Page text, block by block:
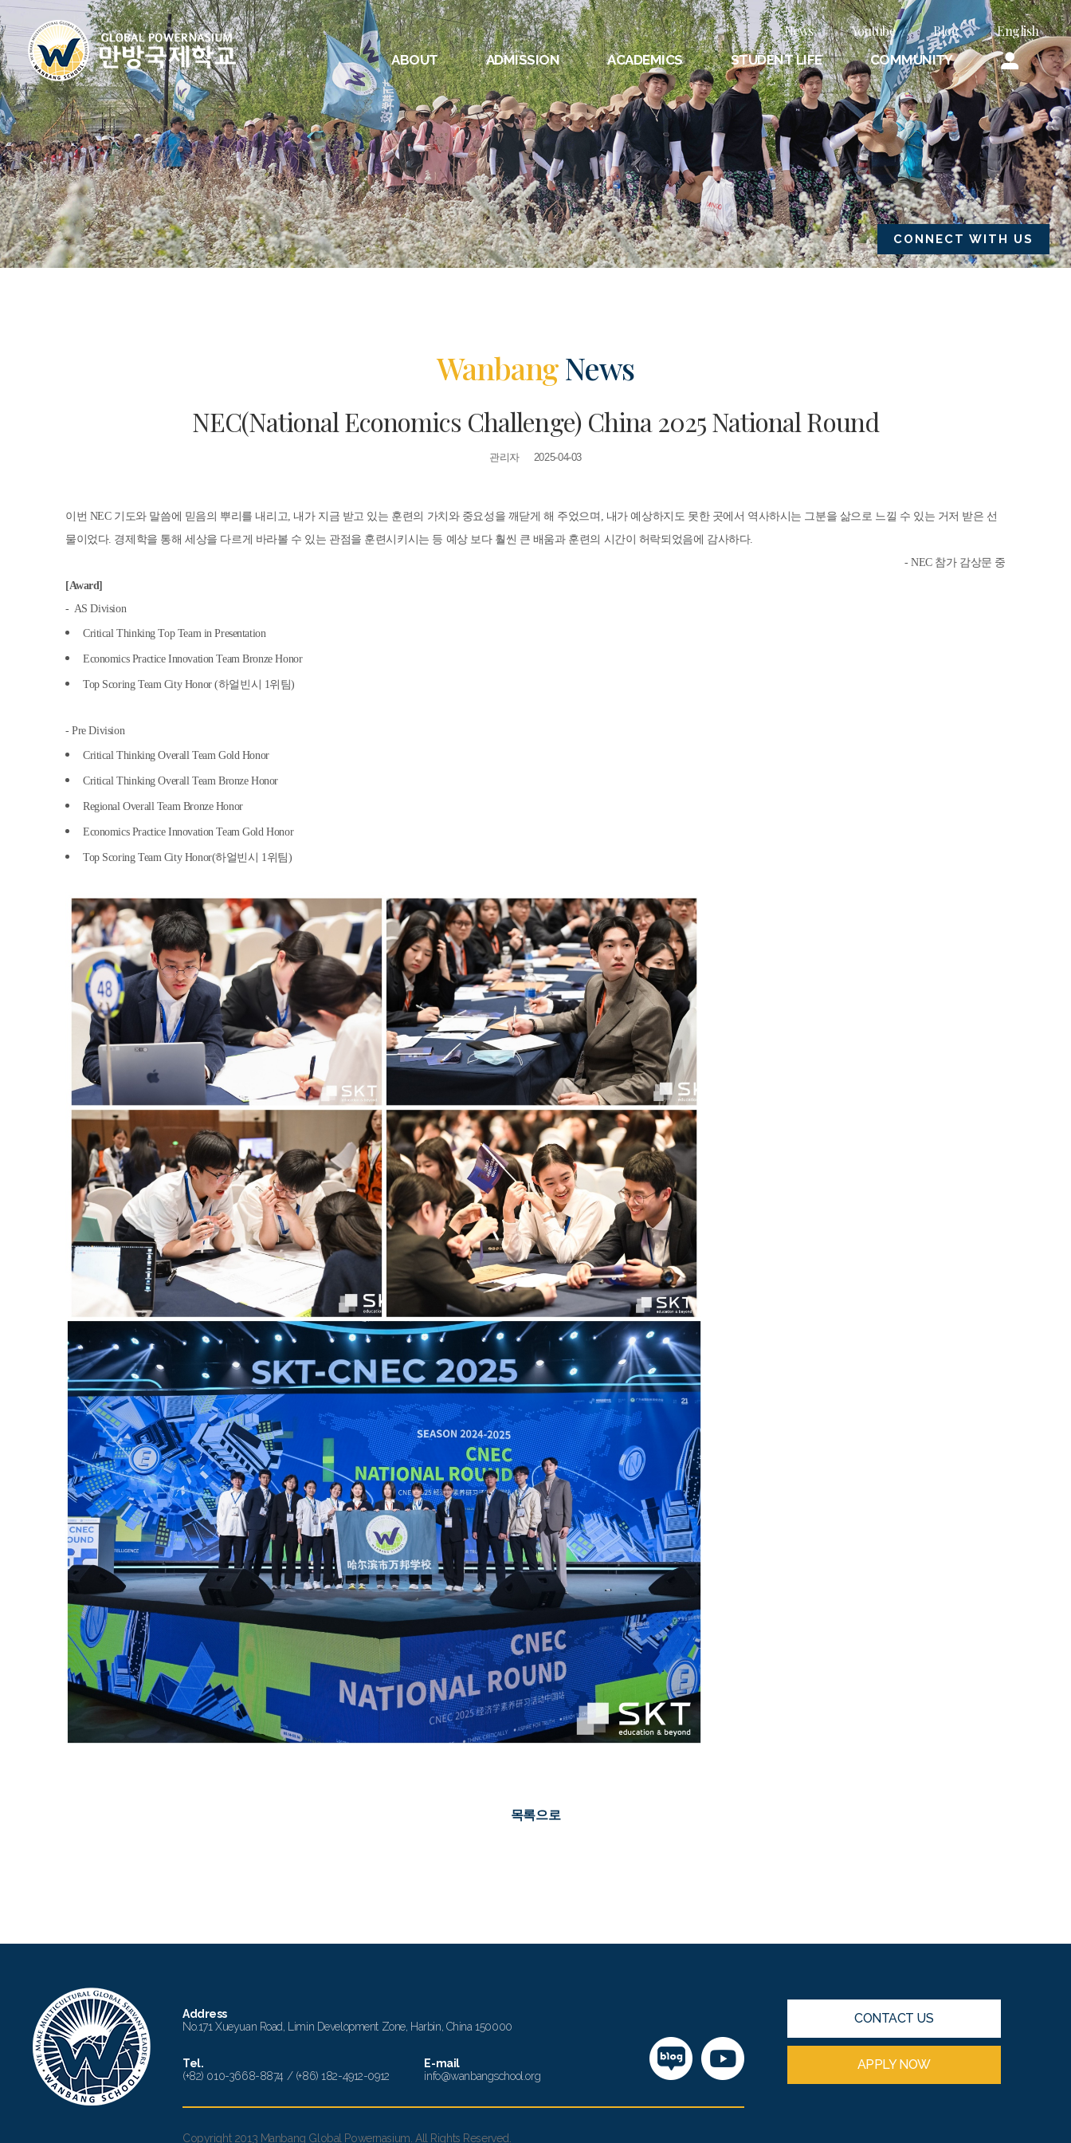
News Youtube Blog English
ABOUT ADMISSION ACADEMICS STUDENT LIFE COMMUNITY
CONNECT WITH US
WanbangNews
NEC(National Economics Challenge) China 2025 National Round
관리자 2025-04-03
이번 NEC 기도와 말씀에 믿음의 뿌리를 내리고, 내가 지금 받고 있는 훈련의 가치와 중요성을 깨닫게 해 주었으며, 내가 예상하지도 못한 곳에서 역사하시는 그분을 삶으로 느낄 수 있는 거저 받은 선
물이었다. 경제학을 통해 세상을 다르게 바라볼 수 있는 관점을 훈련시키시는 등 예상 보다 훨씬 큰 배움과 훈련의 시간이 허락되었음에 감사하다.
- NEC 참가 감상문 중
[Award]
- AS Division
Critical Thinking Top Team in Presentation
Economics Practice Innovation Team Bronze Honor
Top Scoring Team City Honor (하얼빈시 1위팀)
- Pre Division
Critical Thinking Overall Team Gold Honor
Critical Thinking Overall Team Bronze Honor
Regional Overall Team Bronze Honor
Economics Practice Innovation Team Gold Honor
Top Scoring Team City Honor(하얼빈시 1위팀)
목록으로
Address
No.171 Xueyuan Road, Limin Development Zone, Harbin, China 150000
Tel.
(+82) 010-3668-8874 / (+86) 182-4912-0912
E-mail
info@wanbangschool.org
Copyright 2013 Manbang Global Powernasium. All Rights Reserved.
CONTACT US
APPLY NOW